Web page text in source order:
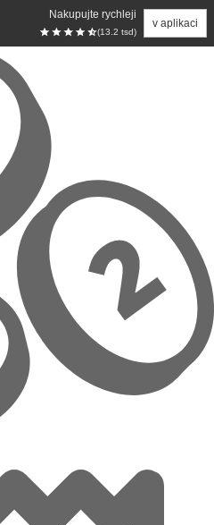
Nakupujte rychleji
(13.2 tsd)
v aplikaci